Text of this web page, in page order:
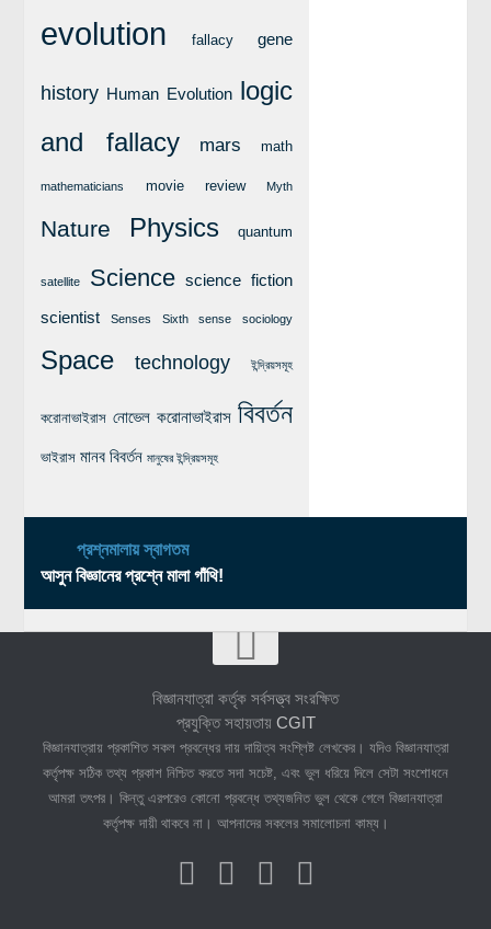
বৈজ্ঞানিক কল্পকাহিনী
রিভিউ (বই/মুভি/সিরিজ)
আবিষ্কারের গল্প
evolution fallacy gene
history Human Evolution logic
and fallacy
mars math
mathematicians movie review Myth
Nature Physics quantum
satellite Science science fiction
scientist Senses Sixth sense sociology
Space technology ইন্দ্রিয়সমূহ
করোনাভাইরাস নোভেল করোনাভাইরাস বিবর্তন
ভাইরাস মানব বিবর্তন মানুষের ইন্দ্রিয়সমূহ
প্রশ্নমালায় স্বাগতম
আসুন বিজ্ঞানের প্রশ্নে মালা গাঁথি!
বিজ্ঞানযাত্রা কর্তৃক সর্বসত্ত্ব সংরক্ষিত
প্রযুক্তি সহায়তায় CGIT
বিজ্ঞানযাত্রায় প্রকাশিত সকল প্রবন্ধের দায় দায়িত্ব সংশ্লিষ্ট লেখকের। যদিও বিজ্ঞানযাত্রা
কর্তৃপক্ষ সঠিক তথ্য প্রকাশ নিশ্চিত করতে সদা সচেষ্ট, এবং ভুল ধরিয়ে দিলে সেটা সংশোধনে
আমরা তৎপর। কিন্তু এরপরেও কোনো প্রবন্ধে তথ্যজনিত ভুল থেকে গেলে বিজ্ঞানযাত্রা
কর্তৃপক্ষ দায়ী থাকবে না। আপনাদের সকলের সমালোচনা কাম্য।